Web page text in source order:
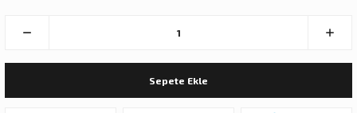
POMPA (MOTOR+POMPA)
Sepete Ekle